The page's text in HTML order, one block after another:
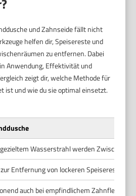
und Zahnseide fällt nicht
helfen dir, Speisereste und
zu entfernen. Dabei
Anwendung, Effektivität und
zeigt dir, welche Methode für
ist und wie du sie optimal einsetzt.
Wasserstrahl werden
Entfernung von lockeren Speiseresten
auch bei empfindlichem Zahnfleisch.